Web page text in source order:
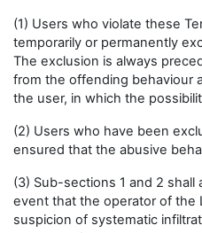
(1) Users who violate these
temporarily or permanently
The exclusion is always
from the offending behaviour
the user, in which the
(2) Users who have been
ensured that the abusive
(3) Sub-sections 1 and 2
event that the operator of the
suspicion of systematic